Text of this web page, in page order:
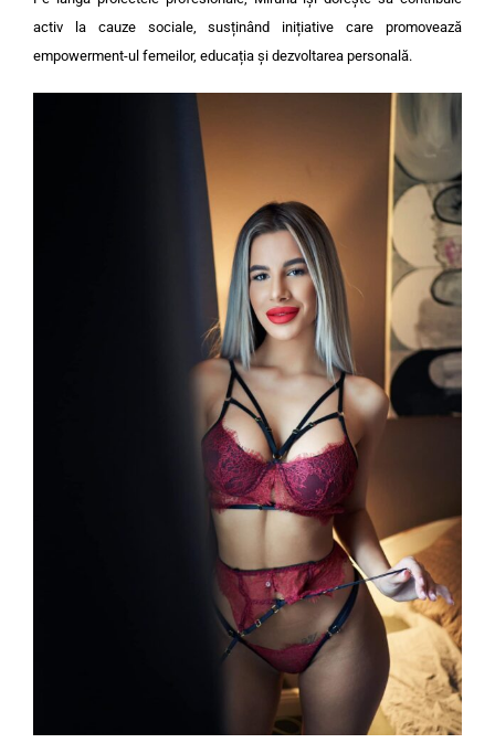
activ la cauze sociale, susținând inițiative care promovează
empowerment-ul femeilor, educația și dezvoltarea personală.